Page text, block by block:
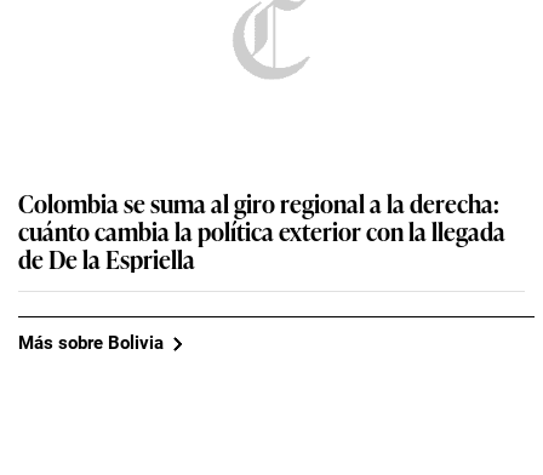
Colombia se suma al giro regional a la derecha:
cuánto cambia la política exterior con la llegada
de De la Espriella
Más sobre Bolivia